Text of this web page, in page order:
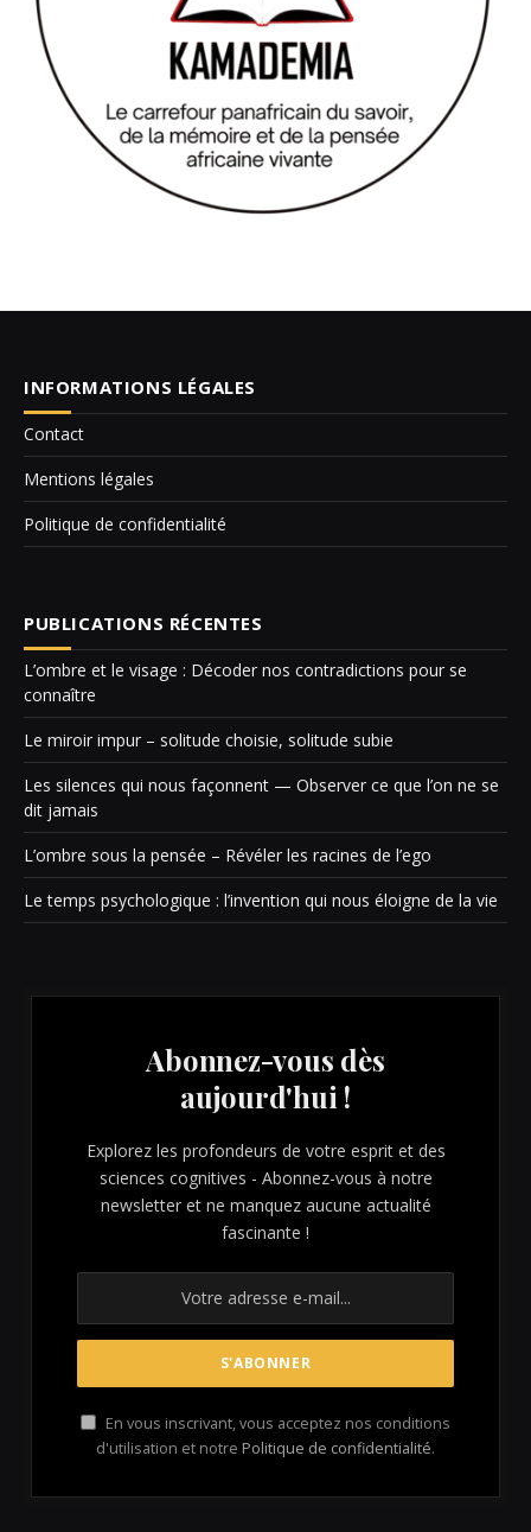
INFORMATIONS LÉGALES
Contact
Mentions légales
Politique de confidentialité
PUBLICATIONS RÉCENTES
L’ombre et le visage : Décoder nos contradictions pour se
connaître
Le miroir impur – solitude choisie, solitude subie
Les silences qui nous façonnent — Observer ce que l’on ne se
dit jamais
L’ombre sous la pensée – Révéler les racines de l’ego
Le temps psychologique : l’invention qui nous éloigne de la vie
Abonnez-vous dès
aujourd'hui !
Explorez les profondeurs de votre esprit et des
sciences cognitives - Abonnez-vous à notre
newsletter et ne manquez aucune actualité
fascinante !
En vous inscrivant, vous acceptez nos conditions
d'utilisation et notre Politique de confidentialité.